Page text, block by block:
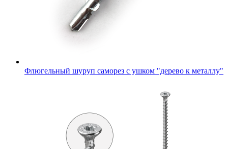
Флюгельный шуруп саморез с ушком "дерево к металлу"